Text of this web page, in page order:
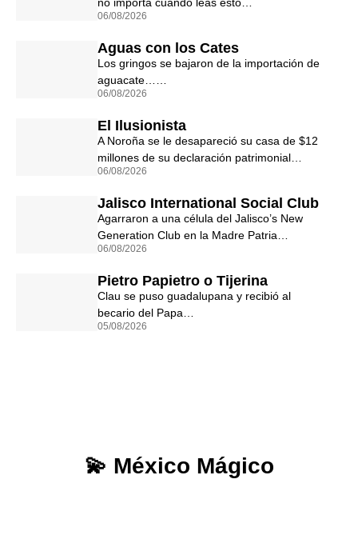
no importa cuando leas esto…
06/08/2026
Aguas con los Cates
Los gringos se bajaron de la importación de
aguacate……
06/08/2026
El Ilusionista
A Noroña se le desapareció su casa de $12
millones de su declaración patrimonial…
06/08/2026
Jalisco International Social Club
Agarraron a una célula del Jalisco’s New
Generation Club en la Madre Patria…
06/08/2026
Pietro Papietro o Tijerina
Clau se puso guadalupana y recibió al
becario del Papa…
05/08/2026
💫 México Mágico